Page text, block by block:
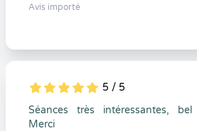
Avis importé
5
1
5
0 5 / 5
Séances très intéressantes, bel
Merci